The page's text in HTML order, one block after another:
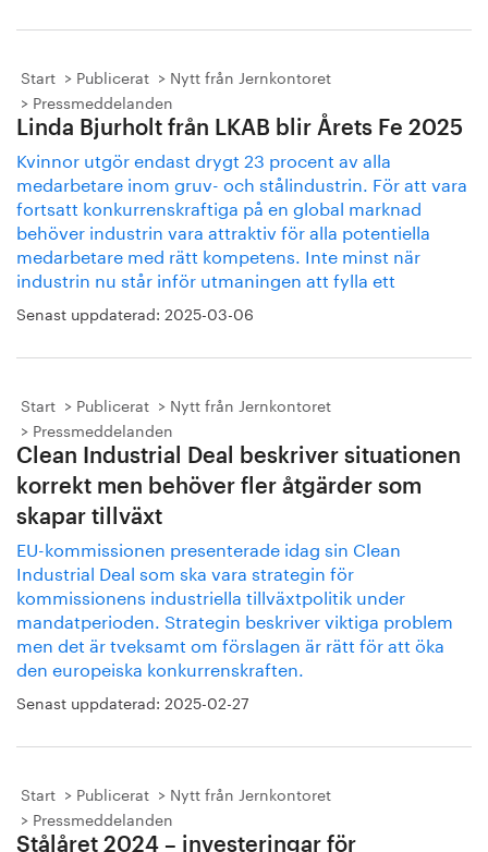
Start Publicerat
Nytt från Jernkontoret
Pressmeddelanden
Linda Bjurholt från LKAB blir Årets Fe 2025
Kvinnor utgör endast drygt 23 procent av alla
medarbetare inom gruv- och stålindustrin. För att vara
fortsatt konkurrenskraftiga på en global marknad
behöver industrin vara attraktiv för alla potentiella
medarbetare med rätt kompetens. Inte minst när
industrin nu står inför utmaningen att fylla ett
Senast uppdaterad: 2025-03-06
Start Publicerat
Nytt från Jernkontoret
Pressmeddelanden
Clean Industrial Deal beskriver situationen
korrekt men behöver fler åtgärder som
skapar tillväxt
EU-kommissionen presenterade idag sin Clean
Industrial Deal som ska vara strategin för
kommissionens industriella tillväxtpolitik under
mandatperioden. Strategin beskriver viktiga problem
men det är tveksamt om förslagen är rätt för att öka
den europeiska konkurrenskraften.
Senast uppdaterad: 2025-02-27
Start Publicerat
Nytt från Jernkontoret
Pressmeddelanden
Stålåret 2024 – investeringar för